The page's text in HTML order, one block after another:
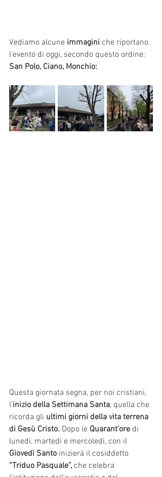
Vediamo alcune immagini che riportano
l'evento di oggi, secondo questo ordine:
San Polo, Ciano, Monchio:
Questa giornata segna, per noi cristiani,
l’inizio della Settimana Santa, quella che
ricorda gli ultimi giorni della vita terrena
di Gesù Cristo. Dopo le Quarant'ore di
lunedì, martedì e mercoledì, con il
Giovedì Santo inizierà il cosiddetto
“Triduo Pasquale”, che celebra